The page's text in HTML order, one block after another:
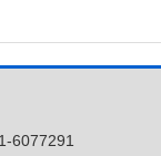
6077291